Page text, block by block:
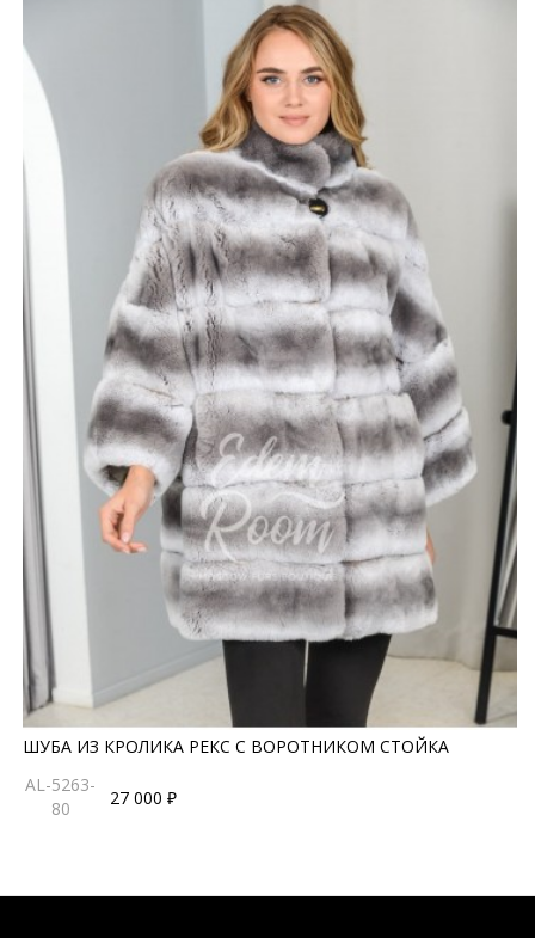
ШУБА ИЗ КРОЛИКА РЕКС С ВОРОТНИКОМ СТОЙКА
AL-5263-
80
27 000 ₽